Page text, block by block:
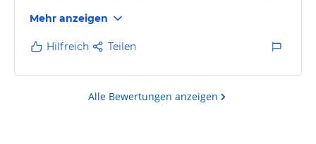
genau richtig.
Mehr anzeigen
Hilfreich Teilen
Alle Bewertungen anzeigen